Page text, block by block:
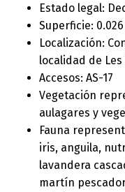
Estado legal:
Superficie:
Localización:
localidad de Les
Accesos: AS-17
Vegetación
aulagares y
Fauna
iris, anguila,
lavandera
martín